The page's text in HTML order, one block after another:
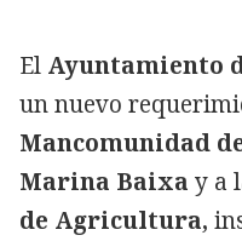
El Ayuntamiento
un nuevo
Mancomunidad
Marina Baixa y a
de Agricultura,